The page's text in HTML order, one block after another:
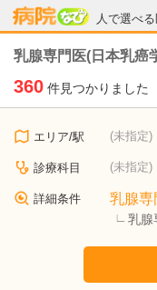
人で選べ
病院なび
乳腺専門医(日本乳癌
360 件見つかりました
エリア/駅 (未指定)
診療科目 (未指定)
詳細条件 乳腺専
乳腺